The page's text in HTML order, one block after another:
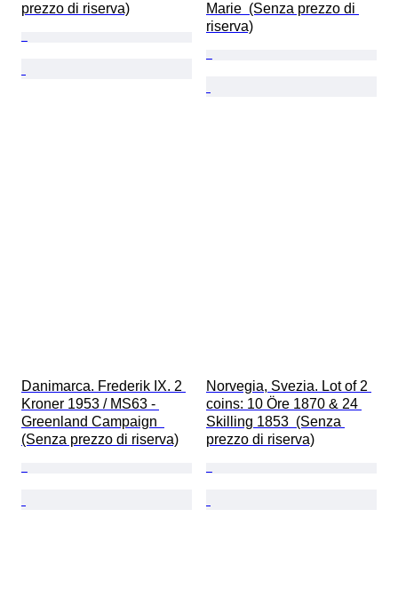
prezzo di riserva)
Marie  (Senza prezzo di
riserva)
Danimarca. Frederik IX. 2
Kroner 1953 / MS63 -
Greenland Campaign
(Senza prezzo di riserva)
Norvegia, Svezia. Lot of 2
coins: 10 Öre 1870 & 24
Skilling 1853  (Senza
prezzo di riserva)